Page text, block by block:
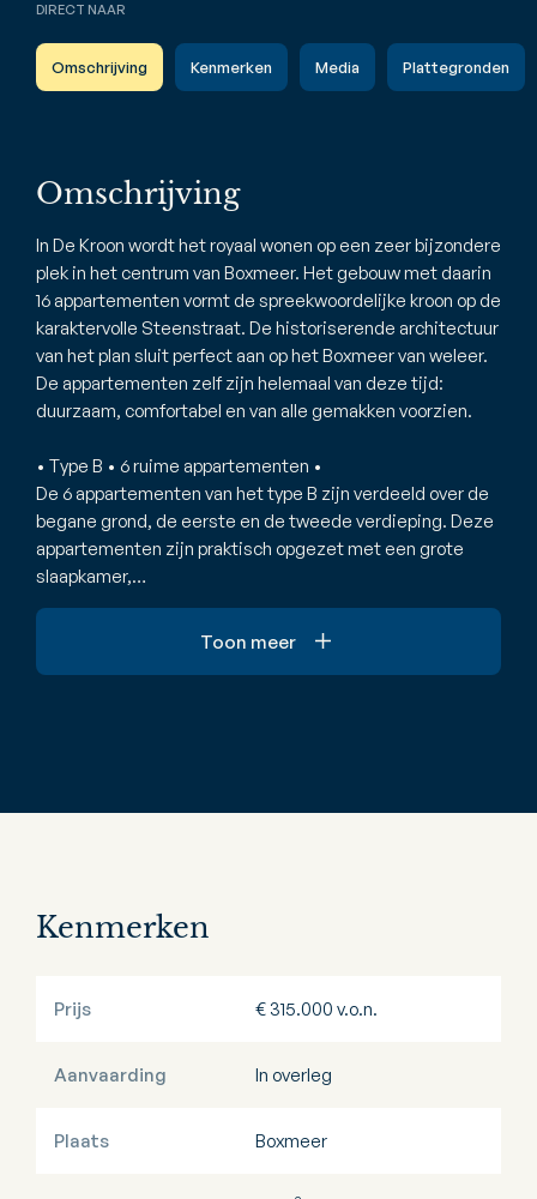
DIRECT NAAR
Omschrijving Kenmerken Media Plattegronden
Omschrijving
In De Kroon wordt het royaal wonen op een zeer bijzondere
plek in het centrum van Boxmeer. Het gebouw met daarin
16 appartementen vormt de spreekwoordelijke kroon op de
karaktervolle Steenstraat. De historiserende architectuur
van het plan sluit perfect aan op het Boxmeer van weleer.
De appartementen zelf zijn helemaal van deze tijd:
duurzaam, comfortabel en van alle gemakken voorzien.
• Type B • 6 ruime appartementen •
De 6 appartementen van het type B zijn verdeeld over de
begane grond, de eerste en de tweede verdieping. Deze
appartementen zijn praktisch opgezet met een grote
slaapkamer,…
Toon meer
Kenmerken
Prijs € 315.000 v.o.n.
Aanvaarding In overleg
Plaats Boxmeer